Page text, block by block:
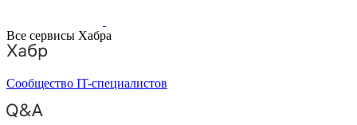
Все сервисы Хабра
Сообщество IT-специалистов